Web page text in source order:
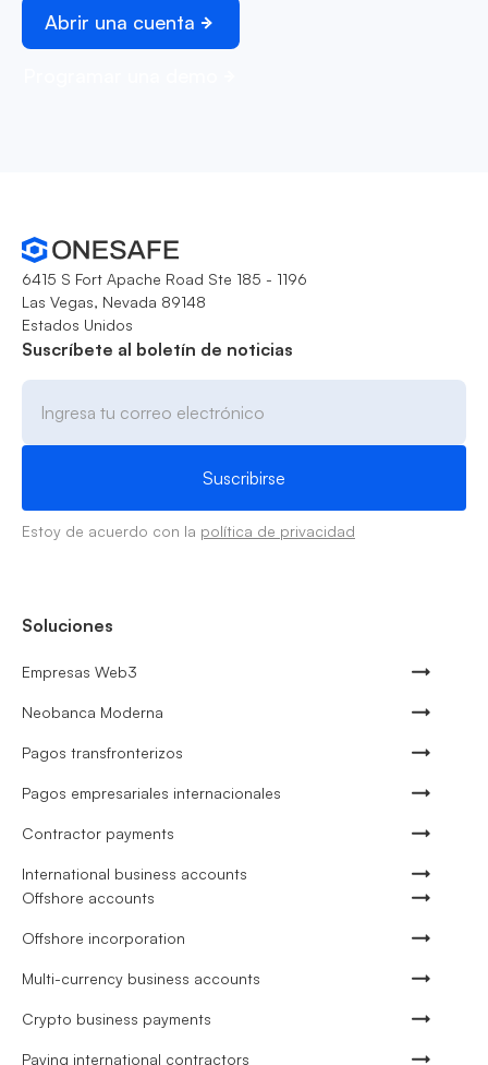
Abrir una cuenta
6415 S Fort Apache Road Ste 185 - 1196
Las Vegas, Nevada 89148
Estados Unidos
Suscríbete al boletín de noticias
Estoy de acuerdo con la política de privacidad
Soluciones
Empresas Web3
Neobanca Moderna
Pagos transfronterizos
Pagos empresariales internacionales
Contractor payments
International business accounts
Offshore accounts
Offshore incorporation
Multi-currency business accounts
Crypto business payments
Paying international contractors